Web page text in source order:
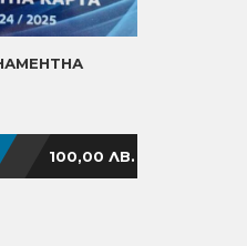
100,00 ЛВ.